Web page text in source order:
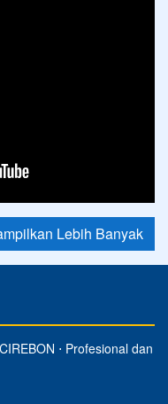
Lebih Banyak
⋅ Profesional dan